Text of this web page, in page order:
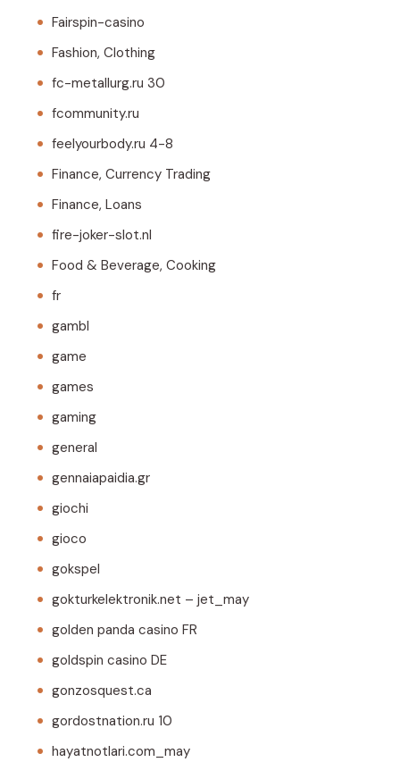
Fairspin-casino
Fashion, Clothing
fc-metallurg.ru 30
fcommunity.ru
feelyourbody.ru 4-8
Finance, Currency Trading
Finance, Loans
fire-joker-slot.nl
Food & Beverage, Cooking
fr
gambl
game
games
gaming
general
gennaiapaidia.gr
giochi
gioco
gokspel
gokturkelektronik.net – jet_may
golden panda casino FR
goldspin casino DE
gonzosquest.ca
gordostnation.ru 10
hayatnotlari.com_may